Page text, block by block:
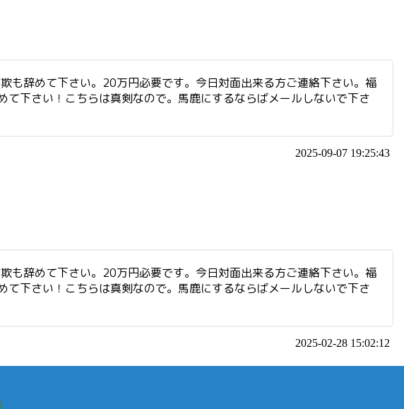
も辞めて下さい。20万円必要です。今日対面出来る方ご連絡下さい。福
下さい！こちらは真剣なので。馬鹿にするならばメールしないで下さ
2025-09-07 19:25:43
も辞めて下さい。20万円必要です。今日対面出来る方ご連絡下さい。福
下さい！こちらは真剣なので。馬鹿にするならばメールしないで下さ
2025-02-28 15:02:12